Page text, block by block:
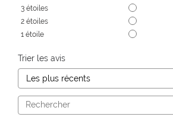
3 étoiles
2 étoiles
1 étoile
Trier les avis